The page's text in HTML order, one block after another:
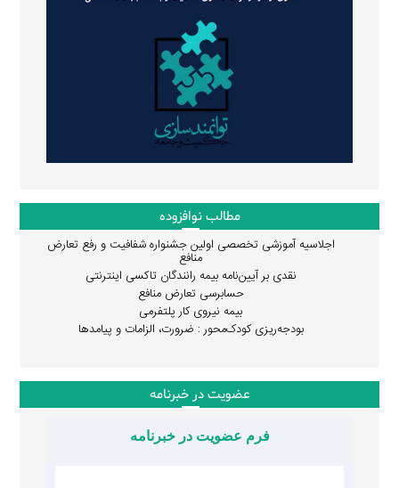
مطالب نوافزوده
اجلاسیه آموزشی تخصصی اولین جشنواره شفافیت و رفع تعارض
منافع
نقدی بر آیین‌نامه بیمه رانندگان تاکسی اینترنتی
حسابرسی تعارض منافع
بیمه نیروی کار پلتفرمی
بودجه‌ریزی کودک‌محور : ضرورت، الزامات و پیامدها
عضویت در خبرنامه
فرم عضویت در خبرنامه